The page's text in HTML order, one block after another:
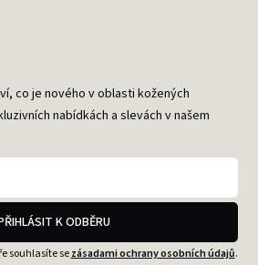
co je nového v oblasti kožených
nabídkách a slevách v našem
K ODBĚRU
souhlasíte sezásadami ochrany osobních údajů.